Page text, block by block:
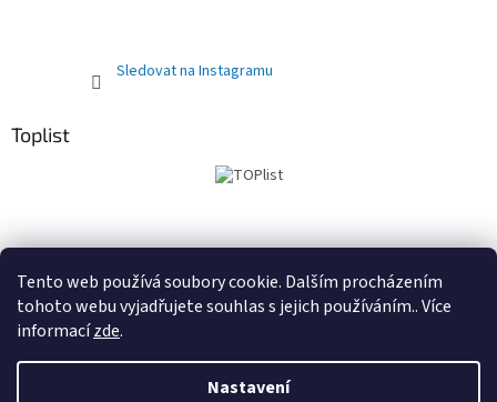
Tento web používá soubory cookie. Dalším procházením
tohoto webu vyjadřujete souhlas s jejich používáním.. Více
informacízde.
Nastavení
Sledovat na Instagramu
Toplist